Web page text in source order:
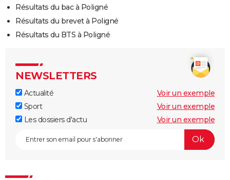
Résultats du bac à Poligné
Résultats du brevet à Poligné
Résultats du BTS à Poligné
NEWSLETTERS
Actualité
Voir un exemple
Sport
Voir un exemple
Les dossiers d'actu
Voir un exemple